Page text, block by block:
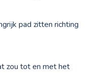
pad zitten richting
zou tot en met het